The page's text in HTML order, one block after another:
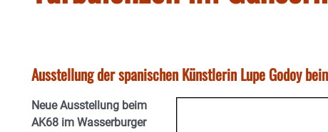
Ausstellung der spanischen Künstlerin Lupe Godoy
Neue Ausstellung beim
AK68 im Wasserburger